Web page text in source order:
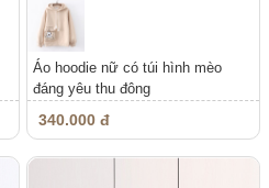
Áo hoodie nữ có túi hình mèo
đáng yêu thu đông
340.000 đ